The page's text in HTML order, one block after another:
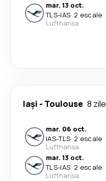
mar. 13 oct.
TLS-IAS· 2 escale
Lufthansa
Iași - Toulouse 8 zile
mar. 06 oct.
IAS-TLS· 2 escale
Lufthansa
mar. 13 oct.
TLS-IAS· 2 escale
Lufthansa